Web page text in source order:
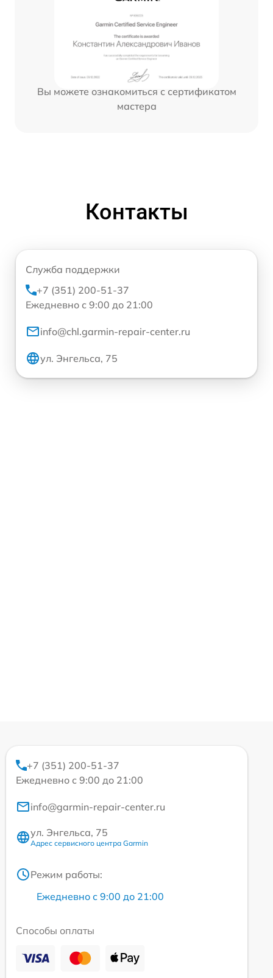
Вы можете ознакомиться с сертификатом
мастера
Контакты
Служба поддержки
+7 (351) 200-51-37
Ежедневно с 9:00 до 21:00
info@chl.garmin-repair-center.ru
ул. Энгельса, 75
+7 (351) 200-51-37
Ежедневно с 9:00 до 21:00
info@garmin-repair-center.ru
ул. Энгельса, 75
Адрес сервисного центра Garmin
Режим работы:
Ежедневно с 9:00 до 21:00
Способы оплаты